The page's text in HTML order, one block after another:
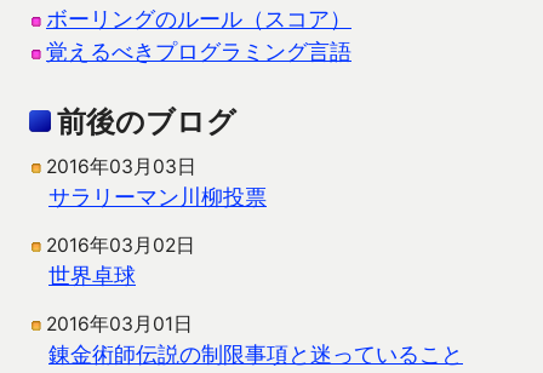
ボーリングのルール（スコア）
覚えるべきプログラミング言語
前後のブログ
2016年03月03日
サラリーマン川柳投票
2016年03月02日
世界卓球
2016年03月01日
錬金術師伝説の制限事項と迷っていること